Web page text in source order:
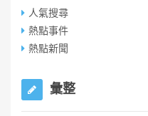
人氣搜尋
熱點事件
熱點新聞
彙整